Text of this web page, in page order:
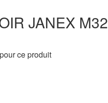
JANEX M32
ce produit